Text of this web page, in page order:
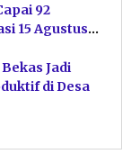
92
15 Agustus
Jadi
di Desa